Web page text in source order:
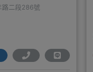
路二段286號